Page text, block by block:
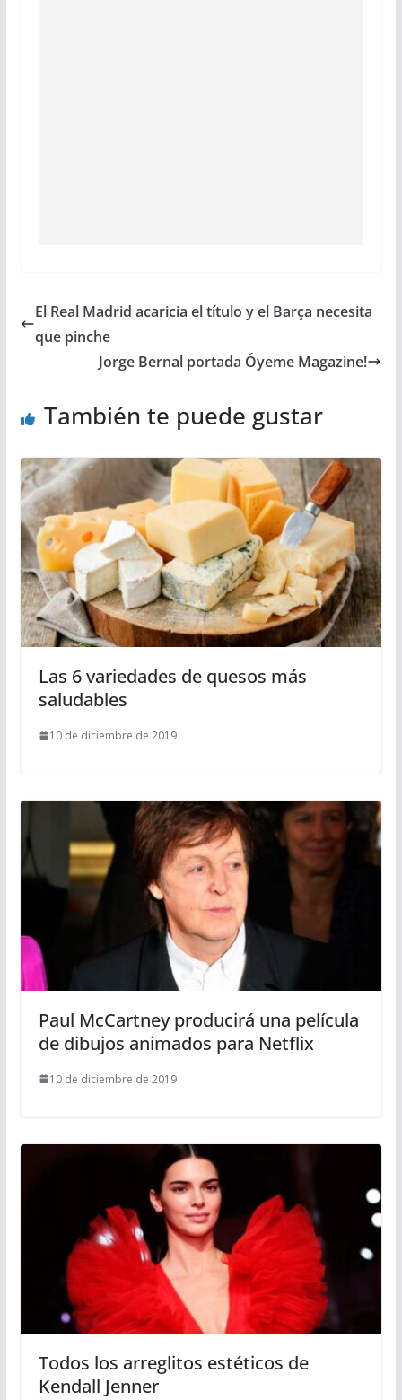
El Real Madrid acaricia el título y el Barça necesita
que pinche
Jorge Bernal portada Óyeme Magazine!
También te puede gustar
Las 6 variedades de quesos más
saludables
10 de diciembre de 2019
Paul McCartney producirá una película
de dibujos animados para Netflix
10 de diciembre de 2019
Todos los arreglitos estéticos de
Kendall Jenner